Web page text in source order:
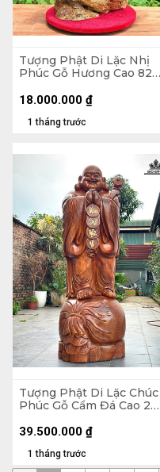
Tượng Phật Di Lặc Nhị
Phúc Gỗ Hương Cao 82
1 tháng trước
18.000.000 ₫
Tượng Phật Di Lặc Chúc
Phúc Gỗ Cẩm Đá Cao 200
1 tháng trước
39.500.000 ₫